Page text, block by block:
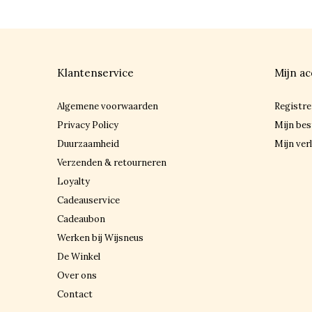
Klantenservice
Algemene voorwaarden
Privacy Policy
Duurzaamheid
Verzenden & retourneren
Loyalty
Cadeauservice
Cadeaubon
Werken bij Wijsneus
De Winkel
Over ons
Contact
Mijn
Mijn
Mijn